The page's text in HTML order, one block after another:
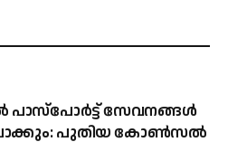
പാസ്‌പോർട്ട് സേവനങ്ങൾ
പുതിയ കോൺസൽ